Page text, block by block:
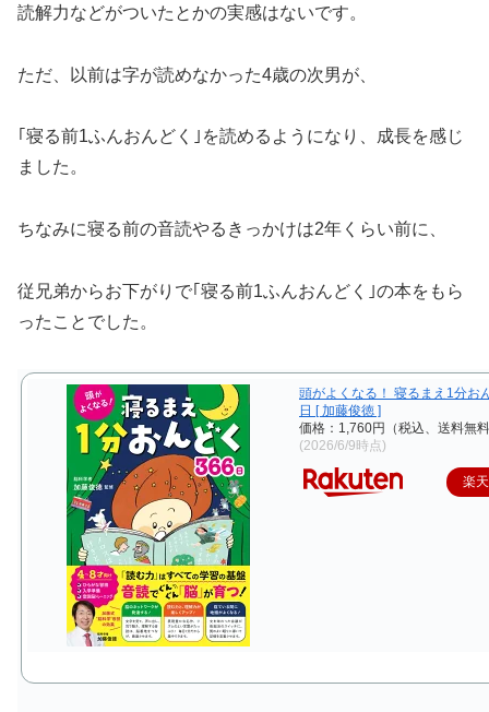
読解力などがついたとかの実感はないです。
ただ、以前は字が読めなかった4歳の次男が、
｢寝る前1ふんおんどく｣を読めるようになり、成長を感じ
ました。
ちなみに寝る前の音読やるきっかけは2年くらい前に、
従兄弟からお下がりで｢寝る前1ふんおんどく｣の本をもら
ったことでした。
頭がよくなる！ 寝るまえ1分お
日 [ 加藤俊徳 ]
価格：1,760円（税込、送料無
(2026/6/9時点)
楽